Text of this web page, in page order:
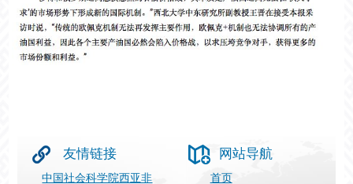
友情链接
中国社会科学院西亚非
网站导航
首页